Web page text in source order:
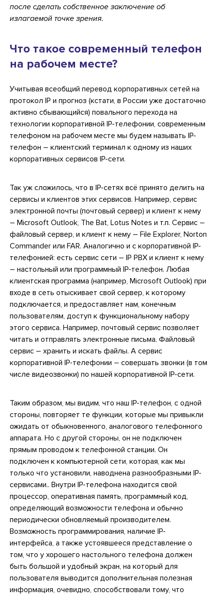
после сделать собственное заключение об
излагаемой точке зрения.
Что такое современный телефон
на рабочем месте?
Учитывая всеобщий перевод корпоративных сетей на
протокол IP и прогноз (кстати, в России уже достаточно
активно сбывающийся) повального перехода на
технологии корпоративной IP-телефонии, современным
телефоном на рабочем месте мы будем называть IP-
телефон – клиентский терминал к одному из наших
корпоративных сервисов IP-сети.
Так уж сложилось, что в IP-сетях всё принято делить на
сервисы и клиентов этих сервисов. Например, сервис
электронной почты (почтовый сервер) и клиент к нему
– Microsoft Outlook, The Bat, Lotus Notes и т.п. Сервис –
файловый сервер, и клиент к нему – File Explorer, Norton
Commander или FAR. Аналогично и с корпоративной IP-
телефонией: есть сервис сети – IP PBX и клиент к нему
– настольный или программный IP-телефон. Любая
клиентская программа (например, Microsoft Outlook) при
входе в сеть отыскивает свой сервер, к которому
подключается, и предоставляет нам, конечным
пользователям, доступ к функциональному набору
этого сервиса. Например, почтовый сервис позволяет
читать и отправлять электронные письма. Файловый
сервис – хранить и искать файлы. А сервис
корпоративной IP-телефонии – совершать звонки (в том
числе видеозвонки) по нашей корпоративной IP-сети.
Таким образом, мы видим, что наш IP-телефон, с одной
стороны, повторяет те функции, которые мы привыкли
ожидать от обыкновенного, аналогового телефонного
аппарата. Но с другой стороны, он не подключен
прямым проводом к телефонной станции. Он
подключен к компьютерной сети, которая, как мы
только что установили, наводнена разнообразными IP-
сервисами.. Внутри IP-телефона находится свой
процессор, оперативная память, программный код,
определяющий возможности телефона и обычно
периодически обновляемый производителем.
Возможность программирования, наличие IP-
интерфейса, а также устоявшееся представление о
том, что у хорошего настольного телефона должен
быть большой и удобный экран, на который для
пользователя выводится дополнительная полезная
информация, очевидно, способствовали тому, что